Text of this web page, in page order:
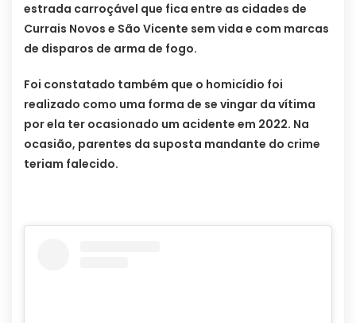
estrada carroçável que fica entre as cidades de
Currais Novos e São Vicente sem vida e com marcas
de disparos de arma de fogo.
Foi constatado também que o homicídio foi
realizado como uma forma de se vingar da vítima
por ela ter ocasionado um acidente em 2022. Na
ocasião, parentes da suposta mandante do crime
teriam falecido.